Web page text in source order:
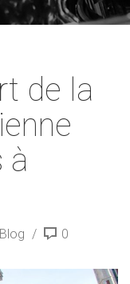
de la
à
Blog 0